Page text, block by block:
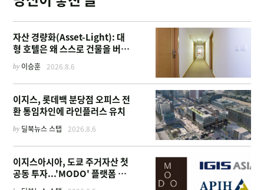
자산 경량화(Asset-Light): 대
형 호텔은 왜 스스로 건물을 버리
고 '이름'만 팔기 시작했을까
by 이승훈 2026.8.6
이지스, 롯데백 분당점 오피스 전
환 통임차인에 라인플러스 유치
by 딜북뉴스 스탭 2026.8.6
이지스아시아, 도쿄 주거자산 첫
공동 투자...'MODO' 플랫폼 가